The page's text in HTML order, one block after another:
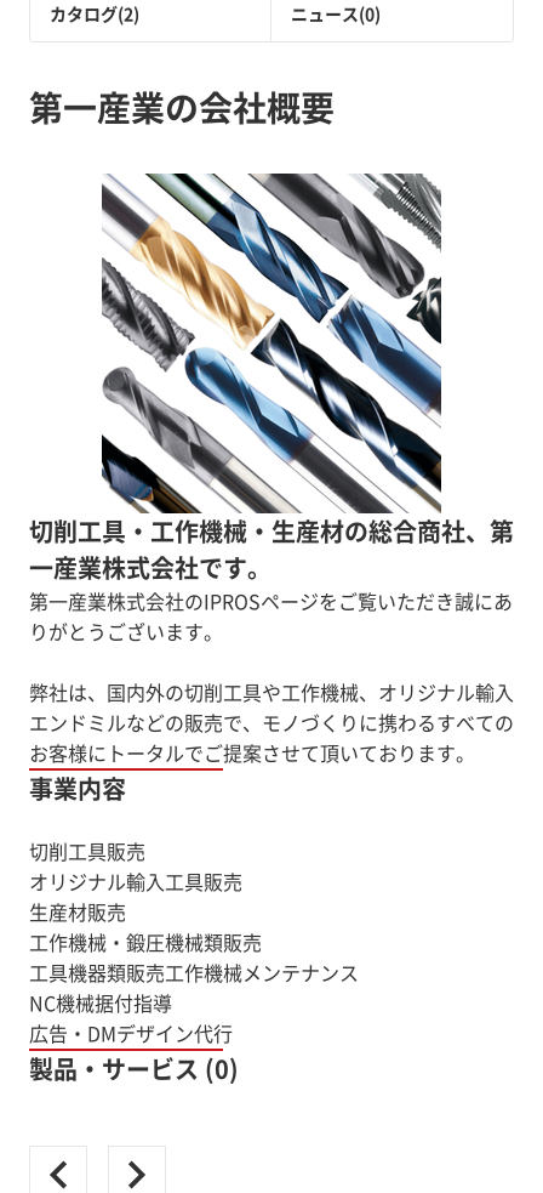
カタログ(2) ニュース(0)
第一産業の会社概要
切削工具・工作機械・生産材の総合商社、第
一産業株式会社です。
第一産業株式会社のIPROSページをご覧いただき誠にあ
りがとうございます。
弊社は、国内外の切削工具や工作機械、オリジナル輸入
エンドミルなどの販売で、モノづくりに携わるすべての
お客様にトータルでご提案させて頂いております。
事業内容
切削工具販売
オリジナル輸入工具販売
生産材販売
工作機械・鍛圧機械類販売
工具機器類販売工作機械メンテナンス
NC機械据付指導
製品・サービス (0)